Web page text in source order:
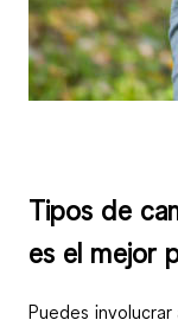
Tipos de
es el mejor
Puedes